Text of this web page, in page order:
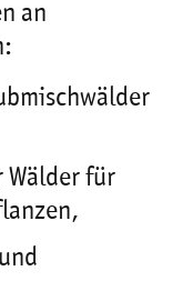
an
Wälder für